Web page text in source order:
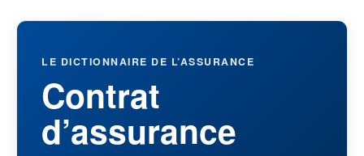
LE DICTIONNAIRE DE L’ASSURANCE
Contrat
d’assurance